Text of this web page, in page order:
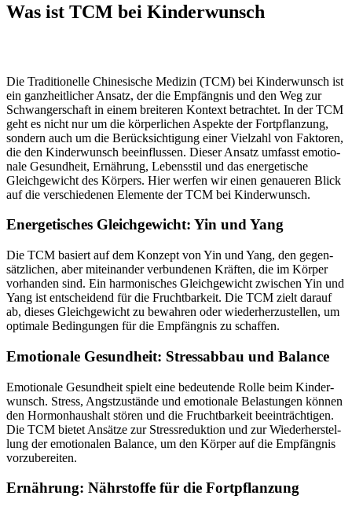
Was ist TCM bei Kin­der­wunsch
Die Tra­di­tio­nel­le Chi­ne­si­sche Medi­zin (TCM) bei Kin­der­wunsch ist
ein ganz­heit­li­cher Ansatz, der die Emp­fäng­nis und den Weg zur
Schwan­ger­schaft in einem brei­te­ren Kon­text betrach­tet. In der TCM
geht es nicht nur um die kör­per­li­chen Aspek­te der Fort­pflan­zung,
son­dern auch um die Berück­sich­ti­gung einer Viel­zahl von Fak­to­ren,
die den Kin­der­wunsch beein­flus­sen. Die­ser Ansatz umfasst emo­tio­
na­le Gesund­heit, Ernäh­rung, Lebens­stil und das ener­ge­ti­sche
Gleich­ge­wicht des Kör­pers. Hier wer­fen wir einen genaue­ren Blick
auf die ver­schie­de­nen Ele­men­te der TCM bei Kin­der­wunsch.
Ener­ge­ti­sches Gleich­ge­wicht: Yin und Yang
Die TCM basiert auf dem Kon­zept von Yin und Yang, den gegen­
sätz­li­chen, aber mit­ein­an­der ver­bun­de­nen Kräf­ten, die im Kör­per
vor­han­den sind. Ein har­mo­ni­sches Gleich­ge­wicht zwi­schen Yin und
Yang ist ent­schei­dend für die Frucht­bar­keit. Die TCM zielt dar­auf
ab, die­ses Gleich­ge­wicht zu bewah­ren oder wie­der­her­zu­stel­len, um
opti­ma­le Bedin­gun­gen für die Emp­fäng­nis zu schaf­fen.
Emo­tio­na­le Gesund­heit: Stress­ab­bau und Balan­ce
Emo­tio­na­le Gesund­heit spielt eine bedeu­ten­de Rol­le beim Kin­der­
wunsch. Stress, Angst­zu­stän­de und emo­tio­na­le Belas­tun­gen kön­nen
den Hor­mon­haus­halt stö­ren und die Frucht­bar­keit beein­träch­ti­gen.
Die TCM bie­tet Ansät­ze zur Stress­re­duk­ti­on und zur Wie­der­her­stel­
lung der emo­tio­na­len Balan­ce, um den Kör­per auf die Emp­fäng­nis
vor­zu­be­rei­ten.
Ernäh­rung: Nähr­stof­fe für die Fort­pflan­zung